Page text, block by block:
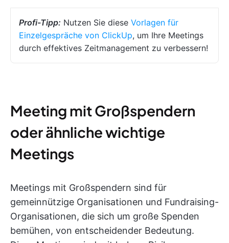
Profi-Tipp: Nutzen Sie diese Vorlagen für
Einzelgespräche von ClickUp, um Ihre Meetings
durch effektives Zeitmanagement zu verbessern!
Meeting mit Großspendern
oder ähnliche wichtige
Meetings
Meetings mit Großspendern sind für
gemeinnützige Organisationen und Fundraising-
Organisationen, die sich um große Spenden
bemühen, von entscheidender Bedeutung.